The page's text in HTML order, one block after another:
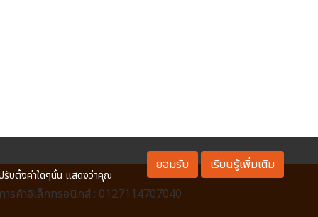
ค้าอิเล็กทรอนิกส์ : 0127114707040
รับตั้งค่าใดๆนั้น แสดงว่าคุณ
ยอมรับ เรียนรู้เพิ่มเติม